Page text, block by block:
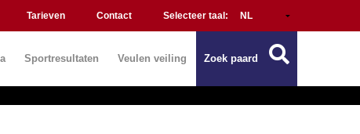
Tarieven Contact Selecteer taal:
Sportresultaten Veulen veiling Zoek paard